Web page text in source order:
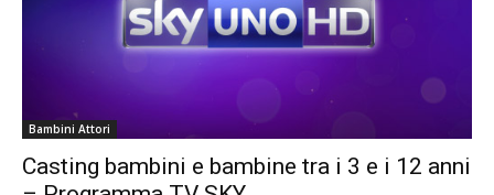
Bambini Attori
Casting bambini e bambine tra i 3 e i 12 anni